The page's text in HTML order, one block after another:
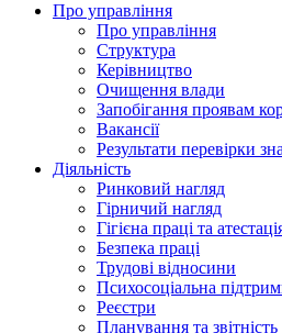
Про управління
Про управління
Структура
Керівництво
Очищення влади
Запобігання проявам
Вакансії
Результати перевірки
Діяльність
Ринковий нагляд
Гірничий нагляд
Гігієна праці та
Безпека праці
Трудові відносини
Психосоціальна
Реєстри
Планування та звітність